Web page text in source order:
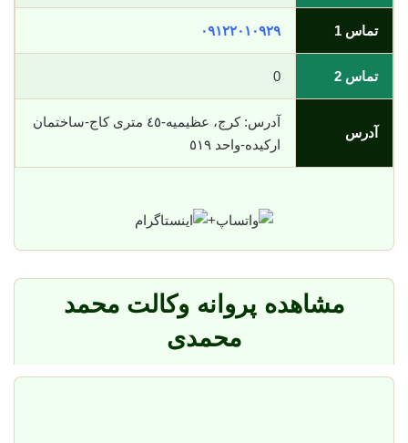
تماس 1 ٠٩١٢٢٠١٠٩٢٩
تماس 2 0
آدرس
آدرس: کرج، عظیمیه-٤٥ متری کاج-ساختمان
ارکیده-واحد ٥١٩
+
مشاهده پروانه وکالت محمد
محمدی